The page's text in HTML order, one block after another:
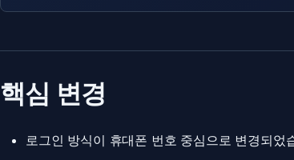
핵심 변경
로그인 방식이 휴대폰 번호 중심으로 변경되었